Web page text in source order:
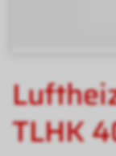
TLHK